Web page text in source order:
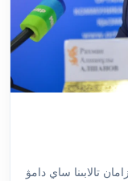
تالابىنا ساي دامۋ